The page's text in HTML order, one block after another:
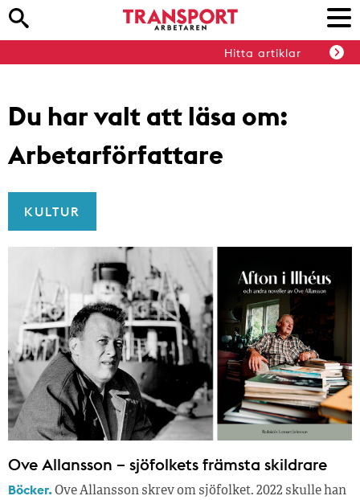
Hitta artiklar
Du har valt att läsa om:
Arbetarförfattare
KULTUR
Ove Allansson – sjöfolkets främsta skildrare
Böcker.Ove Allansson skrev om sjöfolket. 2022 skulle han